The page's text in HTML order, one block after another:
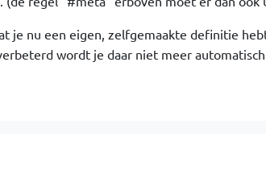
je nu een eigen, zelfgemaakte definitie
wordt je daar niet meer automatisch